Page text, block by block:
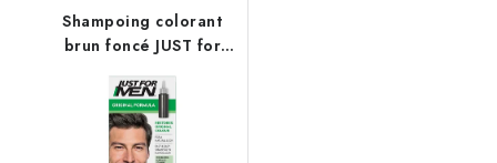
Shampoing colorant
brun foncé JUST for
MEN